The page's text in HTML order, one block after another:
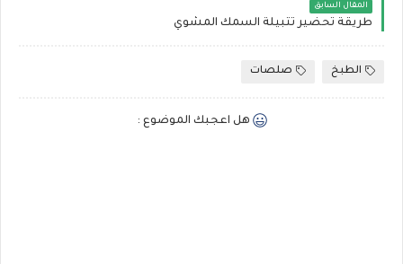
المقال السابق
طريقة تحضير تتبيلة السمك المشوي
الطبخ صلصات
هل اعجبك الموضوع :